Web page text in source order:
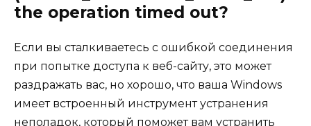
the operation timed out?
Если вы сталкиваетесь с ошибкой соединения
при попытке доступа к веб-сайту, это может
раздражать вас, но хорошо, что ваша Windows
имеет встроенный инструмент устранения
неполадок, который поможет вам устранить